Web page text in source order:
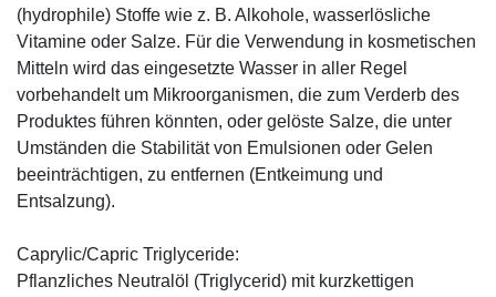
(hydrophile) Stoffe wie z. B. Alkohole, wasserlösliche
Vitamine oder Salze. Für die Verwendung in kosmetischen
Mitteln wird das eingesetzte Wasser in aller Regel
vorbehandelt um Mikroorganismen, die zum Verderb des
Produktes führen könnten, oder gelöste Salze, die unter
Umständen die Stabilität von Emulsionen oder Gelen
beeinträchtigen, zu entfernen (Entkeimung und
Entsalzung).
Caprylic/Capric Triglyceride:
Pflanzliches Neutralöl (Triglycerid) mit kurzkettigen